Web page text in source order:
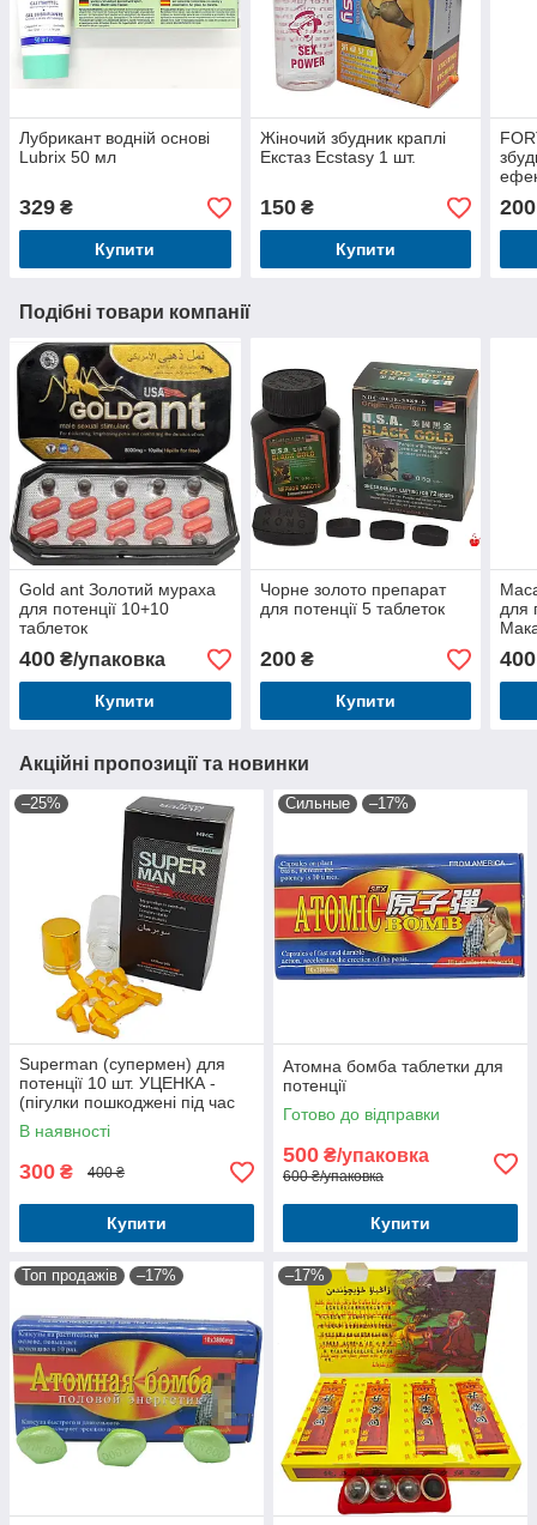
Лубрикант водній основі
Lubrix 50 мл
329 ₴
Купити
Жіночий збудник краплі
Екстаз Ecstasy 1 шт.
150₴
Купити
200
Подібні товари компанії
Gold ant Золотий мураха
для потенції 10+10
таблеток
400 ₴/упаковка
Купити
Чорне золото препарат
для потенції 5 таблеток
200₴
Купити
для
400
Акційні пропозиції та новинки
–25%
Superman (супермен) для
потенції 10 шт. УЦЕНКА -
(пігулки пошкоджені під час
доставляння)
В наявності
300 ₴ 400 ₴
Купити
Сильные –17%
Атомна бомба таблетки для
потенції
Готово до відправки
500 ₴/упаковка
600 ₴/упаковка
Купити
Топ продажів –17% –17%